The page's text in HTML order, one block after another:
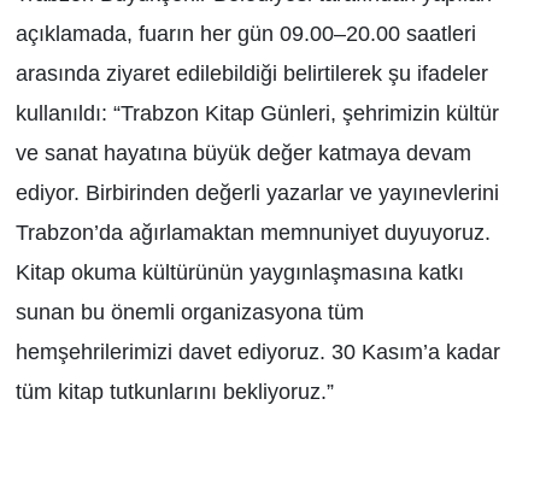
açıklamada, fuarın her gün 09.00–20.00 saatleri
arasında ziyaret edilebildiği belirtilerek şu ifadeler
kullanıldı: “Trabzon Kitap Günleri, şehrimizin kültür
ve sanat hayatına büyük değer katmaya devam
ediyor. Birbirinden değerli yazarlar ve yayınevlerini
Trabzon’da ağırlamaktan memnuniyet duyuyoruz.
Kitap okuma kültürünün yaygınlaşmasına katkı
sunan bu önemli organizasyona tüm
hemşehrilerimizi davet ediyoruz. 30 Kasım’a kadar
tüm kitap tutkunlarını bekliyoruz.”